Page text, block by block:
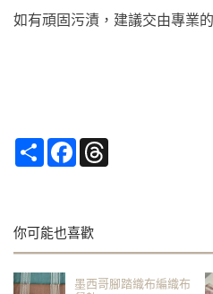
ShareFacebook
如有頑固污漬，建議交由專業
你可能也喜歡
墨西哥腳踏織布編織布